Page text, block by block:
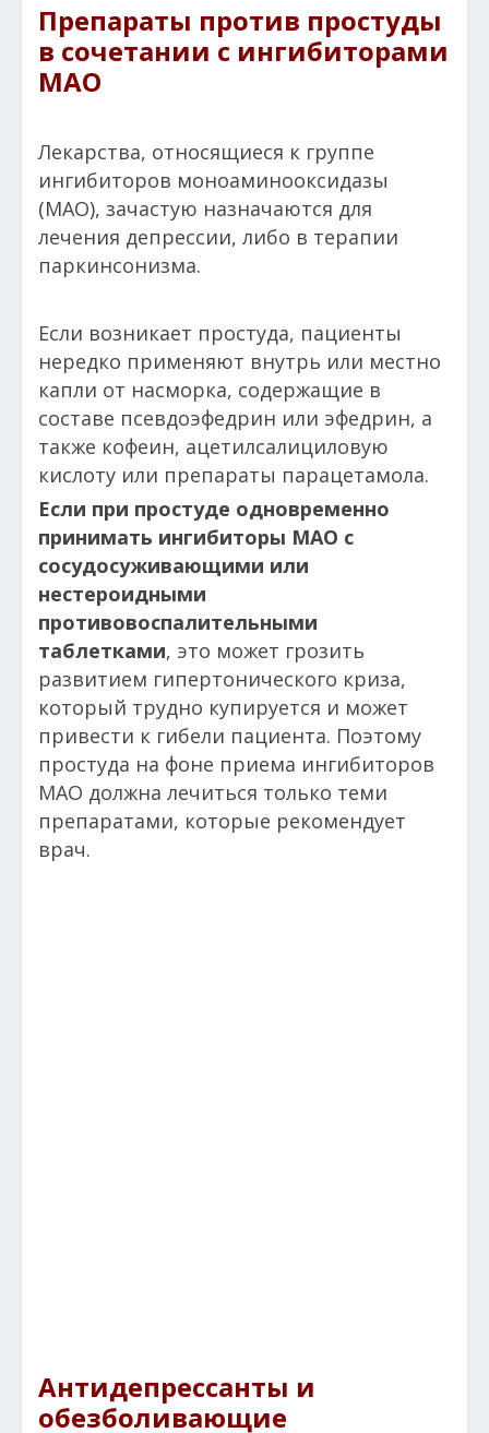
Препараты против простуды
в сочетании с ингибиторами
МАО
Лекарства, относящиеся к группе
ингибиторов моноаминооксидазы
(МАО), зачастую назначаются для
лечения депрессии, либо в терапии
паркинсонизма.
Если возникает простуда, пациенты
нередко применяют внутрь или местно
капли от насморка, содержащие в
составе псевдоэфедрин или эфедрин, а
также кофеин, ацетилсалициловую
кислоту или препараты парацетамола.
Если при простуде одновременно
принимать ингибиторы МАО с
сосудосуживающими или
нестероидными
противовоспалительными
таблетками, это может грозить
развитием гипертонического криза,
который трудно купируется и может
привести к гибели пациента. Поэтому
простуда на фоне приема ингибиторов
МАО должна лечиться только теми
препаратами, которые рекомендует
врач.
Антидепрессанты и
обезболивающие